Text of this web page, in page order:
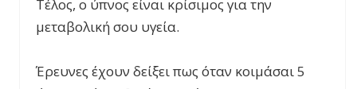
Τέλος, ο ύπνος είναι κρίσιμος για την
μεταβολική σου υγεία.
Έρευνες έχουν δείξει πως όταν κοιμάσαι 5